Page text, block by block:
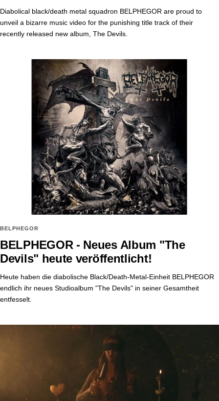
Diabolical black/death metal squadron BELPHEGOR are proud to
unveil a bizarre music video for the punishing title track of their
recently released new album, The Devils.
BELPHEGOR
BELPHEGOR - Neues Album "The
Devils" heute veröffentlicht!
Heute haben die diabolische Black/Death-Metal-Einheit BELPHEGOR
endlich ihr neues Studioalbum "The Devils" in seiner Gesamtheit
entfesselt.